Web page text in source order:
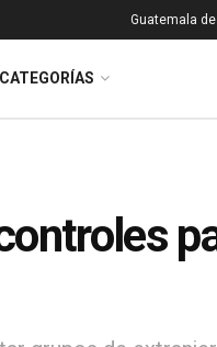
Guatemala
CATEGORÍAS